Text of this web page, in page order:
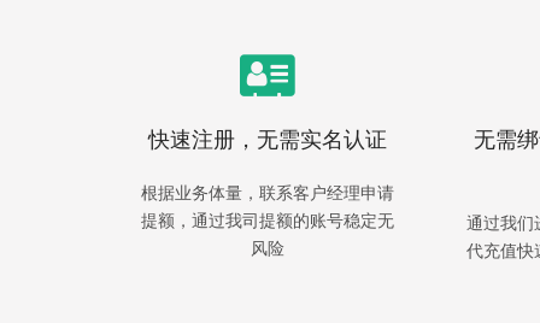
快速注册，无需实名认证
根据业务体量，联系客户经理申请
提额，通过我司提额的账号稳定无
风险
无需
通过我们
代充值快